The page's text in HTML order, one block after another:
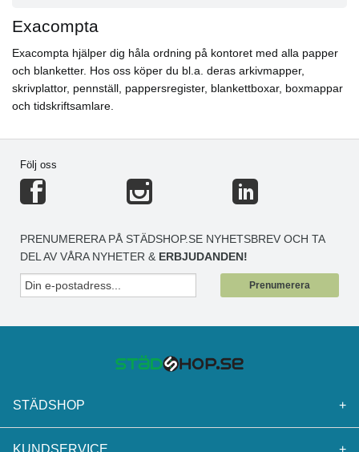
Exacompta
Exacompta hjälper dig håla ordning på kontoret med alla papper
och blanketter. Hos oss köper du bl.a. deras arkivmapper,
skrivplattor, pennställ, pappersregister, blankettboxar, boxmappar
och tidskriftsamlare.
Följ oss
PRENUMERERA PÅ STÄDSHOP.SE NYHETSBREV OCH TA
DEL AV VÅRA NYHETER & ERBJUDANDEN!
Prenumerera
STÄDSHOP +
KUNDSERVICE +